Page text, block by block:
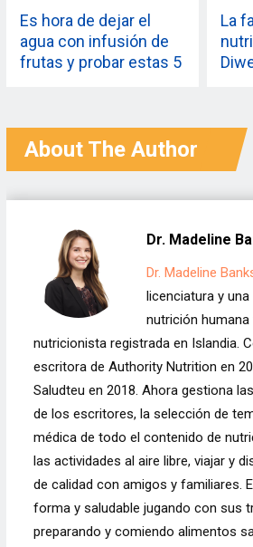
Es hora de dejar el
agua con infusión de
frutas y probar estas 5
La
About The Author
Dr. Madeline
Dr. Madeline
licenciatura y
nutrición humana
nutricionista registrada en Islandia.
escritora de Authority Nutrition en
Saludteu en 2018. Ahora gestiona
de los escritores, la selección de
médica de todo el contenido de
las actividades al aire libre, viajar y
de calidad con amigos y familiares.
forma y saludable jugando con sus
preparando y comiendo alimentos